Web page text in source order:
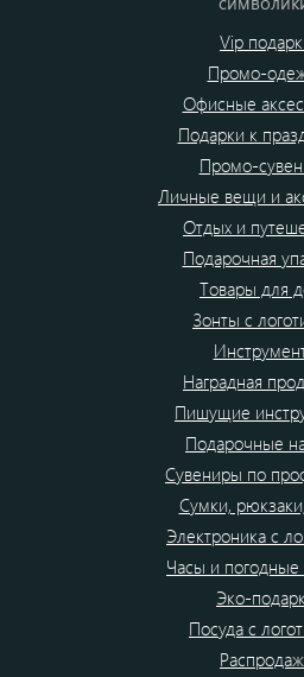
Vip
Промо-
Офисные
Подарки к
Промо-
Личные вещи и
Отдых и
Подарочная
Товары для
Зонты с
Наградная
Пишущие
Подарочные
Сувениры по
Сумки,
Электроника с
Часы и погодные
Эко-
Посуда с